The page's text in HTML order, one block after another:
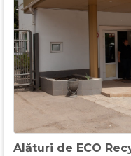
Alături de ECO